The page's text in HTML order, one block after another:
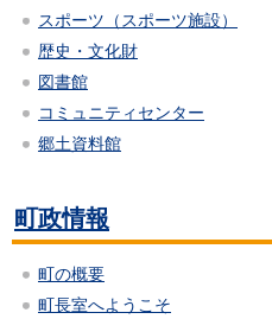
スポーツ（スポーツ施設）
歴史・文化財
図書館
コミュニティセンター
郷土資料館
町政情報
町の概要
町長室へようこそ